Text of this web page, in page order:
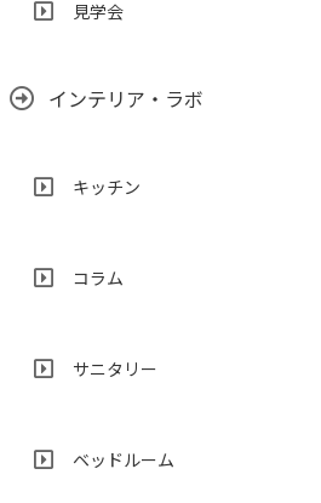
見学会
インテリア・ラボ
キッチン
コラム
サニタリー
ベッドルーム